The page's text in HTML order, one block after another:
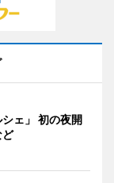
ェ」 初の夜開
ど